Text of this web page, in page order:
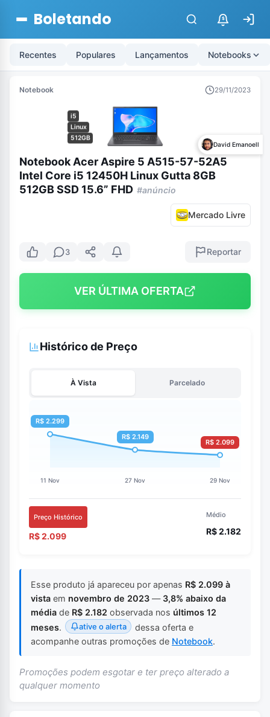
Boletando $
Recentes Populares Lançamentos Notebooks
Notebook 29/11/2023
i5
Linux
512GB
David Emanoell
Notebook Acer Aspire 5 A515-57-52A5
Intel Core i5 12450H Linux Gutta 8GB
512GB SSD 15.6” FHD #anúncio
Mercado Livre
3 Reportar
VER ÚLTIMA OFERTA
Histórico de Preço
À Vista Parcelado
Preço Histórico
R$ 2.099
Médio
R$ 2.182
Esse produto já apareceu por apenas R$ 2.099 à
vista em novembro de 2023 — 3,8% abaixo da
média de R$ 2.182 observada nos últimos 12
meses. ative o alerta
dessa oferta e
acompanhe outras promoções de Notebook.
Promoções podem esgotar e ter preço alterado a
qualquer momento